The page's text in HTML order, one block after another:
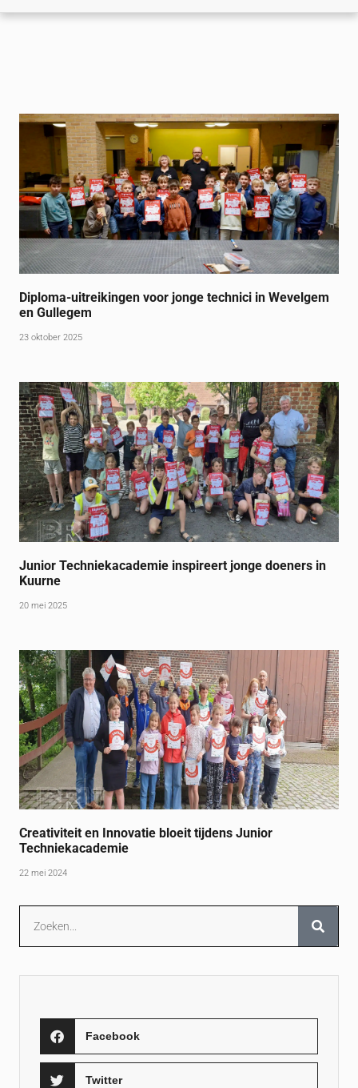
Diploma-uitreikingen voor jonge technici in Wevelgem
en Gullegem
23 oktober 2025
Junior Techniekacademie inspireert jonge doeners in
Kuurne
20 mei 2025
Creativiteit en Innovatie bloeit tijdens Junior
Techniekacademie
22 mei 2024
Facebook
Twitter